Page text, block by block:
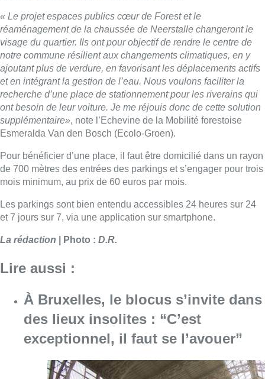
« Le projet espaces publics cœur de Forest et le
réaménagement de la chaussée de Neerstalle changeront le
visage du quartier. Ils ont pour objectif de rendre le centre de
notre commune résilient aux changements climatiques, en y
ajoutant plus de verdure, en favorisant les déplacements actifs
et en intégrant la gestion de l’eau. Nous voulons faciliter la
recherche d’une place de stationnement pour les riverains qui
ont besoin de leur voiture. Je me réjouis donc de cette solution
supplémentaire», note l’Echevine de la Mobilité forestoise
Esmeralda Van den Bosch (Ecolo-Groen).
Pour bénéficier d’une place, il faut être domicilié dans un rayon
de 700 mètres des entrées des parkings et s’engager pour trois
mois minimum, au prix de 60 euros par mois.
Les parkings sont bien entendu accessibles 24 heures sur 24
et 7 jours sur 7, via une application sur smartphone.
La rédaction | Photo : D.R.
Lire aussi :
À Bruxelles, le blocus s’invite dans
des lieux insolites : “C’est
exceptionnel, il faut se l’avouer”